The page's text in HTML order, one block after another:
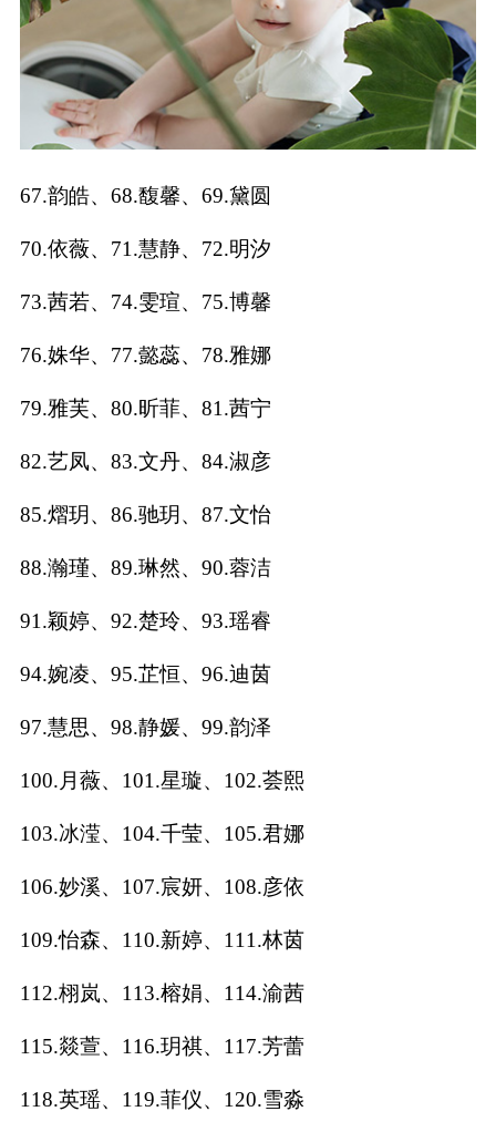
67.韵皓、68.馥馨、69.黛圆
70.依薇、71.慧静、72.明汐
73.茜若、74.雯瑄、75.博馨
76.姝华、77.懿蕊、78.雅娜
79.雅芙、80.昕菲、81.茜宁
82.艺凤、83.文丹、84.淑彦
85.熠玥、86.驰玥、87.文怡
88.瀚瑾、89.琳然、90.蓉洁
91.颖婷、92.楚玲、93.瑶睿
94.婉凌、95.芷恒、96.迪茵
97.慧思、98.静媛、99.韵泽
100.月薇、101.星璇、102.荟熙
103.冰滢、104.千莹、105.君娜
106.妙溪、107.宸妍、108.彦依
109.怡森、110.新婷、111.林茵
112.栩岚、113.榕娟、114.渝茜
115.燚萱、116.玥祺、117.芳蕾
118.英瑶、119.菲仪、120.雪淼